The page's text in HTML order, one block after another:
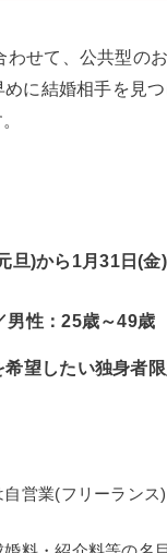
わせて、公共型
に結婚相手を見
旦)から1月31日(金
性：25歳～49歳
望したい独身者
営業(フリーランス